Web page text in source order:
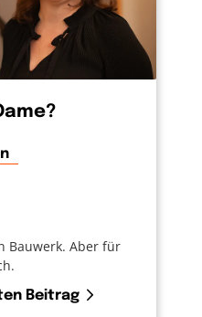
Bauwerk. Aber für
Beitrag